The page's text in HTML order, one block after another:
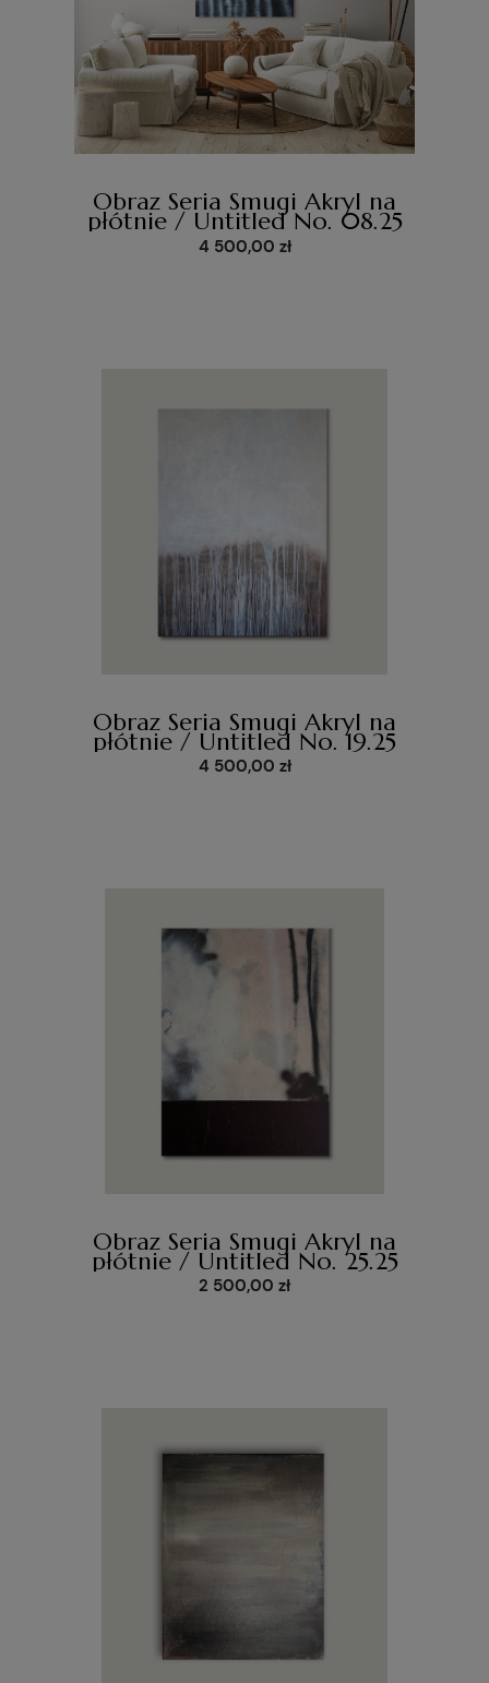
Obraz Seria Smugi Akryl na
płótnie / Untitled No. 08.25
4 500,00 zł
Obraz Seria Smugi Akryl na
płótnie / Untitled No. 19.25
4 500,00 zł
Obraz Seria Smugi Akryl na
płótnie / Untitled No. 25.25
2 500,00 zł